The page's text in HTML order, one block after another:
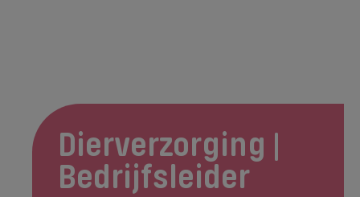
Dierverzorging |
Bedrijfsleider